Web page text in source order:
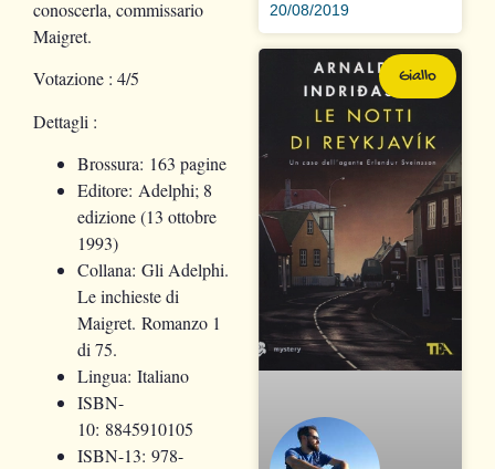
conoscerla, commissario
Maigret.
Votazione : 4/5
Dettagli :
Brossura: 163 pagine
Editore: Adelphi; 8
edizione (13 ottobre
1993)
Collana: Gli Adelphi.
Le inchieste di
Maigret. Romanzo 1
di 75.
Lingua: Italiano
ISBN-
10: 8845910105
ISBN-13: 978-
20/08/2019
Giallo